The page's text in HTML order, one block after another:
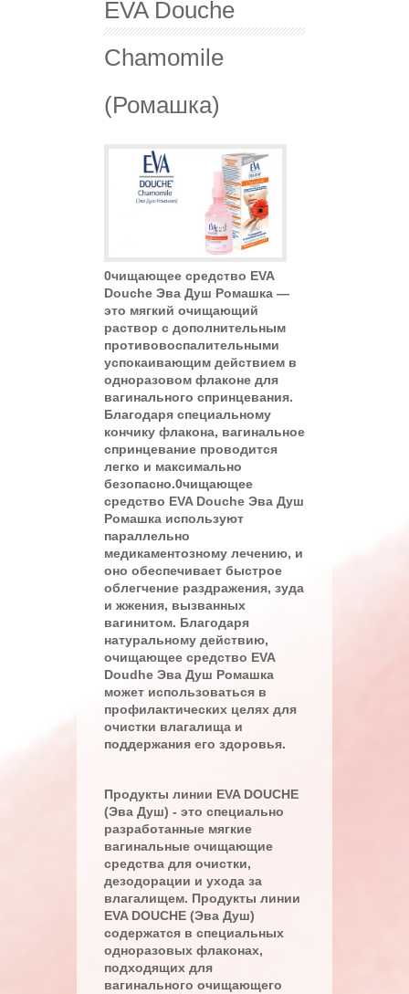
EVA Douche
Chamomile
(Ромашка)
0чищающее средство EVA
Douche Эва Душ Ромашка —
это мягкий очищающий
раствор с дополнительным
противовоспалительными
успокаивающим действием в
одноразовом флаконе для
вагинального спринцевания.
Благодаря специальному
кончику флакона, вагинальное
спринцевание проводится
легко и максимально
безопасно.0чищающее
средство EVA Douche Эва Душ
Ромашка используют
параллельно
медикаментозному лечению, и
оно обеспечивает быстрое
облегчение раздражения, зуда
и жжения, вызванных
вагинитом. Благодаря
натуральному действию,
очищающее средство EVA
Doudhe Эва Душ Ромашка
может использоваться в
профилактических целях для
очистки влагалища и
поддержания его здоровья.
Продукты линии EVA DOUCHE
(Эва Душ) - это специально
разработанные мягкие
вагинальные очищающие
средства для очистки,
дезодорации и ухода за
влагалищем. Продукты линии
EVA DOUCHE (Эва Душ)
содержатся в специальных
одноразовых флаконах,
подходящих для
вагинального очищающего